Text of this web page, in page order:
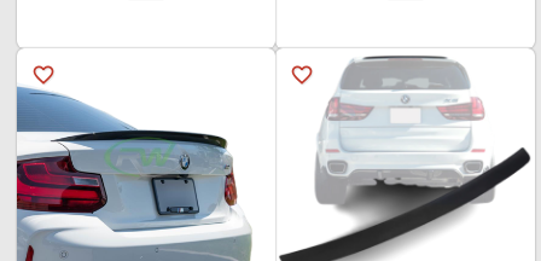
favorite_border
favorite_border